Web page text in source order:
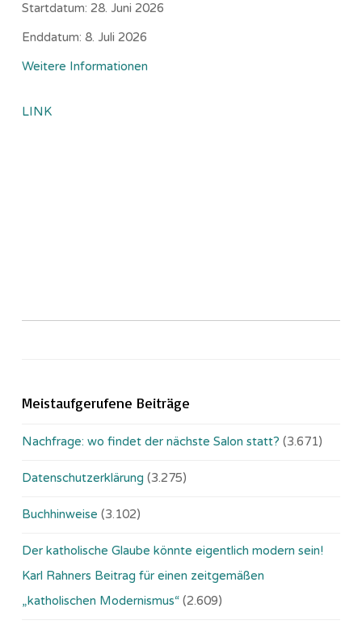
Startdatum: 28. Juni 2026
Enddatum: 8. Juli 2026
Weitere Informationen
LINK
Meistaufgerufene Beiträge
Nachfrage: wo findet der nächste Salon statt? (3.671)
Datenschutzerklärung (3.275)
Buchhinweise (3.102)
Der katholische Glaube könnte eigentlich modern sein!
Karl Rahners Beitrag für einen zeitgemäßen
„katholischen Modernismus“ (2.609)